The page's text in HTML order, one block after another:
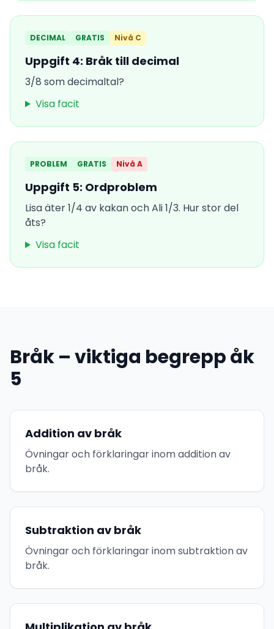
DECIMAL GRATIS Nivå C
Uppgift 4: Bråk till decimal
3/8 som decimaltal?
Visa facit
PROBLEM GRATIS Nivå A
Uppgift 5: Ordproblem
Lisa äter 1/4 av kakan och Ali 1/3. Hur stor del
åts?
Visa facit
Bråk – viktiga begrepp åk
5
Addition av bråk
Övningar och förklaringar inom addition av
bråk.
Subtraktion av bråk
Övningar och förklaringar inom subtraktion av
bråk.